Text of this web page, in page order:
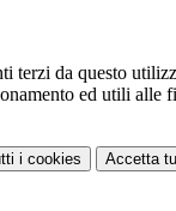
terzi da questo
ed utili alle
i cookies Accetta